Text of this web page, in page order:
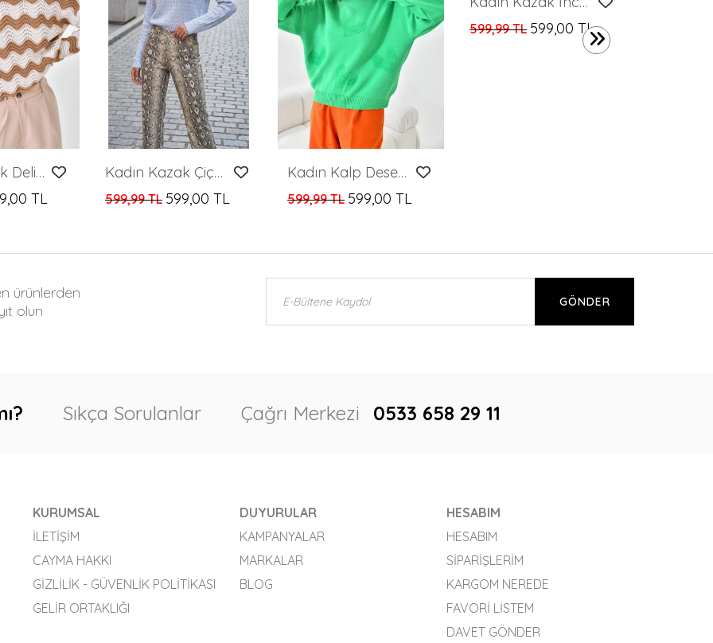
Kadın Kazak Delikli Bisiklet Yaka Kazak Camel - 8086SW
TL
Kadın Kazak Çiçek Desenli Delikli Kazak Kadın Kazak
599,99 TL 599,00 TL
Kadın Kalp Desenli Kabartmalı Kazak
599,99 TL 599,00 TL
599,99 TL 599,00 TL
ürünlerden
olun
GÖNDER
Sıkça Sorulanlar Çağrı Merkezi 0533 658 29 11
KURUMSAL
İLETIŞIM
CAYMA HAKKI
GIZLILIK - GÜVENLIK POLITIKASI
GELIR ORTAKLIĞI
DUYURULAR
KAMPANYALAR
MARKALAR
BLOG
HESABIM
HESABIM
SIPARIŞLERIM
KARGOM NEREDE
FAVORI LISTEM
DAVET GÖNDER